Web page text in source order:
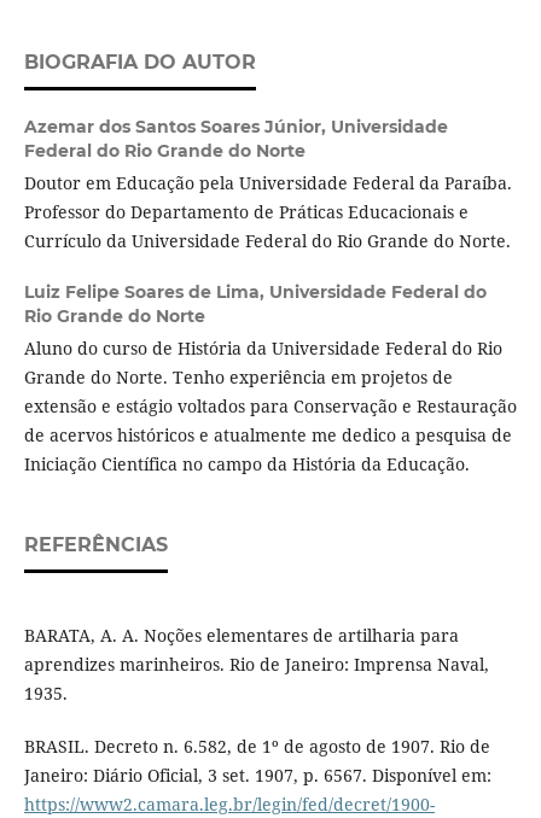
BIOGRAFIA DO AUTOR
Azemar dos Santos Soares Júnior, Universidade
Federal do Rio Grande do Norte
Doutor em Educação pela Universidade Federal da Paraíba.
Professor do Departamento de Práticas Educacionais e
Currículo da Universidade Federal do Rio Grande do Norte.
Luiz Felipe Soares de Lima, Universidade Federal do
Rio Grande do Norte
Aluno do curso de História da Universidade Federal do Rio
Grande do Norte. Tenho experiência em projetos de
extensão e estágio voltados para Conservação e Restauração
de acervos históricos e atualmente me dedico a pesquisa de
Iniciação Científica no campo da História da Educação.
REFERÊNCIAS
BARATA, A. A. Noções elementares de artilharia para
aprendizes marinheiros. Rio de Janeiro: Imprensa Naval,
1935.
BRASIL. Decreto n. 6.582, de 1º de agosto de 1907. Rio de
Janeiro: Diário Oficial, 3 set. 1907, p. 6567. Disponível em:
https://www2.camara.leg.br/legin/fed/decret/1900-